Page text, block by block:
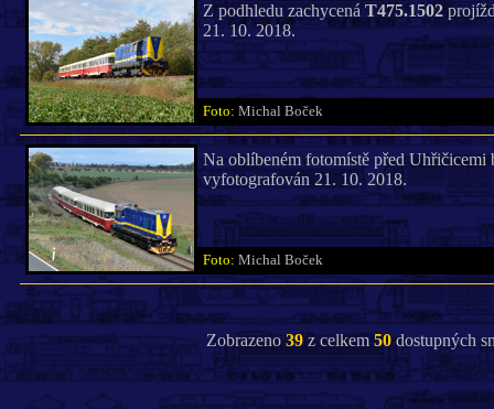
Z podhledu zachycená T475.1502
21. 10. 2018.
Foto: Michal Boček
Na oblíbeném fotomístě před
vyfotografován 21. 10. 2018.
Foto: Michal Boček
Zobrazeno 39z celkem 50dostupných